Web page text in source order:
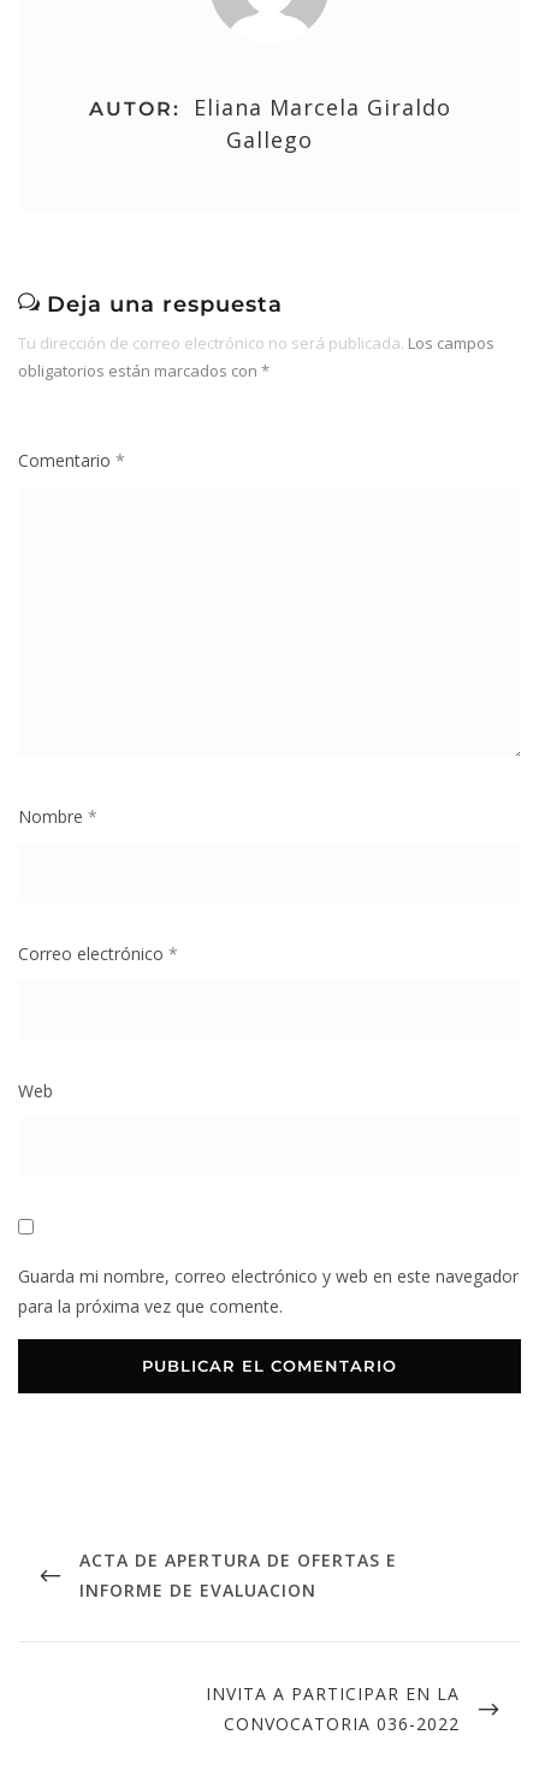
AUTOR:
Eliana Marcela Giraldo
Gallego
Deja una respuesta
Tu dirección de correo electrónico no será publicada. Los campos
obligatorios están marcados con *
Comentario *
Nombre *
Correo electrónico *
Web
Guarda mi nombre, correo electrónico y web en este navegador
para la próxima vez que comente.
ACTA DE APERTURA DE OFERTAS E
INFORME DE EVALUACION
INVITA A PARTICIPAR EN LA
CONVOCATORIA 036-2022